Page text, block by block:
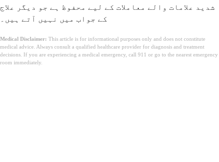
شدید علامات والے معاملات کے لیے محفوظ ہے جو دیگر علاج
کے جواب میں نہیں آتے ہیں۔
Medical Disclaimer: This article is for informational purposes only and does not constitute
medical advice. Always consult a qualified healthcare provider for diagnosis and treatment
decisions. If you are experiencing a medical emergency, call 911 or go to the nearest emergency
room immediately.